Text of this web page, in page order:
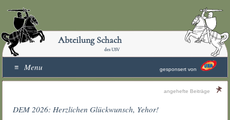
Abteilung Schach
des USV
gesponsert von
Menu
angehefte Beiträge
DEM 2026: Herzlichen Glückwunsch, Yehor!